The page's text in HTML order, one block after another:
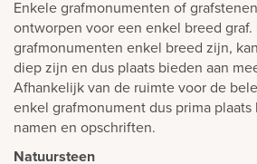
Enkele grafmonumenten of
ontworpen voor een enkel breed
grafmonumenten enkel breed zijn,
diep zijn en dus plaats bieden aan
Afhankelijk van de ruimte voor de
enkel grafmonument dus prima
namen en opschriften.
Natuursteen